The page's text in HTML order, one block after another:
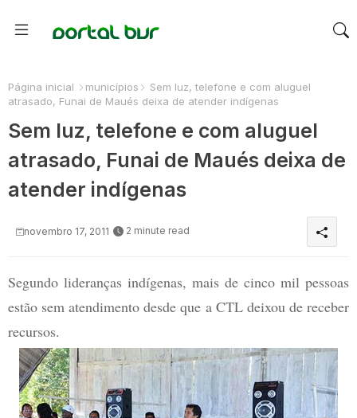
Página inicial municípios
Sem luz, telefone e com aluguel
atrasado, Funai de Maués deixa de atender indígenas
Sem luz, telefone e com aluguel
atrasado, Funai de Maués deixa de
atender indígenas
novembro 17, 2011 2 minute read
Segundo lideranças indígenas, mais de cinco mil pessoas
estão sem atendimento desde que a CTL deixou de receber
recursos.